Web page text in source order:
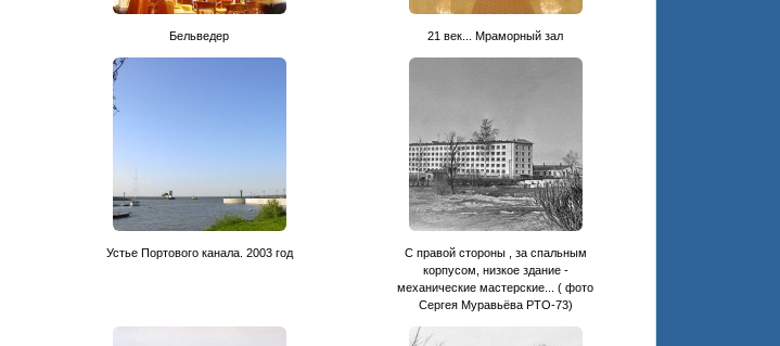
Бельведер 21 век... Мраморный зал
Устье Портового канала. 2003 год
С правой стороны , за спальным
корпусом, низкое здание -
механические мастерские... ( фото
Сергея Муравьёва РТО-73)